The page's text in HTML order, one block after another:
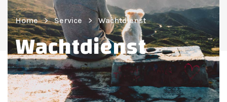
Home Service Wachtdienst
Wachtdienst